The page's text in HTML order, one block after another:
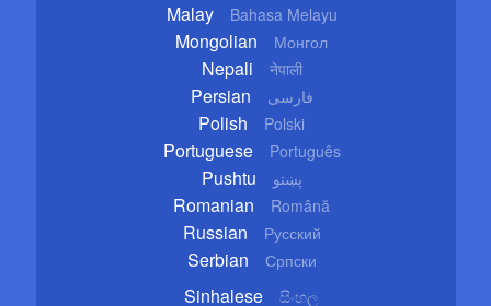
Malay Bahasa Melayu
Mongolian Монгол
Nepali नेपाली
Persian فارسی
Polish Polski
Portuguese Português
Pushtu پښتو
Romanian Română
Russian Русский
Serbian Српски
Sinhalese සිංහල